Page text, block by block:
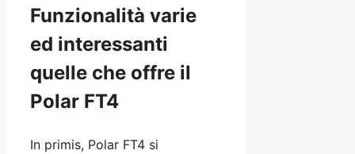
Funzionalità varie
ed interessanti
quelle che offre il
Polar FT4
In primis, Polar FT4 si